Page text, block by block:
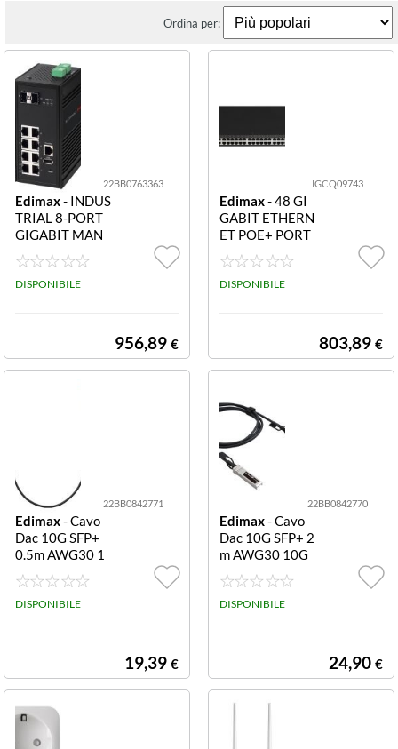
Ordina per:
22BB0763363
Edimax- INDUS
TRIAL 8-PORT
GIGABIT MAN
AGED SWITCH
2 SFP SLOTS
DISPONIBILE
956,89 €
IGCQ09743
Edimax- 48 GI
GABIT ETHERN
ET POE+ PORT
S AND 6 SFP+ 1
0 GIGABIT UPL
INK POR
DISPONIBILE
803,89 €
22BB0842771
Edimax- Cavo
Dac 10G SFP+
0.5m AWG30 1
0G SFP+ DAC C
ABLE 0.5M AW
G30
DISPONIBILE
19,39 €
22BB0842770
Edimax- Cavo
Dac 10G SFP+ 2
m AWG30 10G
SFP+ DAC CAB
LE 2M AWG30
DISPONIBILE
24,90 €